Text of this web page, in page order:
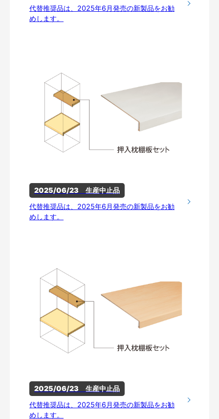
代替推奨品は、2025年6月発売の新製品をお勧
めします。
2025/06/23　生産中止品
代替推奨品は、2025年6月発売の新製品をお勧
めします。
2025/06/23　生産中止品
代替推奨品は、2025年6月発売の新製品をお勧
めします。